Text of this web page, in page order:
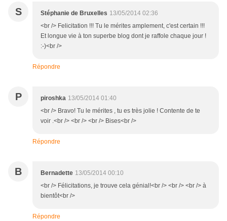
S Stéphanie de Bruxelles 13/05/2014 02:36
<br /> Felicitation !!! Tu le mérites amplement, c'est certain !!!
Et longue vie à ton superbe blog dont je raffole chaque jour !
:-)<br />
Répondre
P piroshka 13/05/2014 01:40
<br /> Bravo! Tu le mérites , tu es très jolie ! Contente de te
voir .<br /> <br /> <br /> Bises<br />
Répondre
B Bernadette 13/05/2014 00:10
<br /> Félicitations, je trouve cela génial!<br /> <br /> <br /> à
bientôt<br />
Répondre